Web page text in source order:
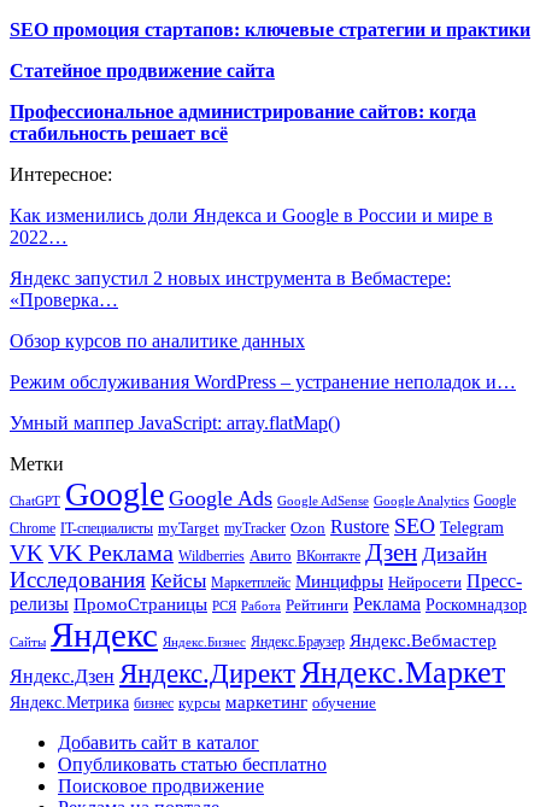
SEO промоция стартапов: ключевые стратегии и практики
Статейное продвижение сайта
Профессиональное администрирование сайтов: когда
стабильность решает всё
Интересное:
Как изменились доли Яндекса и Google в России и мире в
2022…
Яндекс запустил 2 новых инструмента в Вебмастере:
«Проверка…
Обзор курсов по аналитике данных
Режим обслуживания WordPress – устранение неполадок и…
Умный маппер JavaScript: array.flatMap()
Метки
ChatGPT Google Google Ads Google AdSense Google Analytics Google
Chrome IT-специалисты myTarget myTracker Ozon Rustore SEO Telegram
VK VK Реклама Wildberries Авито ВКонтакте Дзен Дизайн
Исследования Кейсы Маркетплейс Минцифры Нейросети Пресс-
релизы ПромоСтраницы РСЯ Работа Рейтинги Реклама Роскомнадзор
Сайты Яндекс Яндекс.Бизнес Яндекс.Браузер Яндекс.Вебмастер
Яндекс.Дзен Яндекс.ДиректЯндекс.Маркет
Яндекс.Метрика бизнес курсы маркетинг обучение
Добавить сайт в каталог
Опубликовать статью бесплатно
Поисковое продвижение